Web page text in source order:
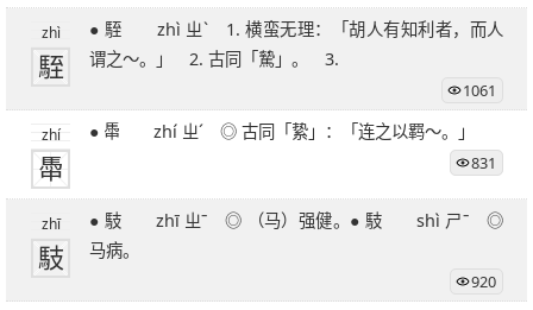
zhì
駤
● 駤 zhì ㄓˋ 1. 横蛮无理：「胡人有知利者，而人
谓之～。」 2. 古同「騺」。 3.
1061
zhí
馽
● 馽 zhí ㄓˊ ◎ 古同「絷」：「连之以羁～。」
831
zhī
馶
● 馶 zhī ㄓˉ ◎ （马）强健。● 馶 shì ㄕˉ ◎
马病。
920